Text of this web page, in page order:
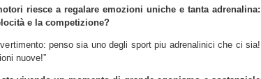
riesce a regalare emozioni uniche e tanta adrenalina:
e la competizione?
penso sia uno degli sport piu adrenalinici che ci sia!
nuove!”